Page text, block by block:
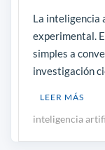
La inteligencia
experimental.
simples a
investigación
LEER MÁS
inteligencia